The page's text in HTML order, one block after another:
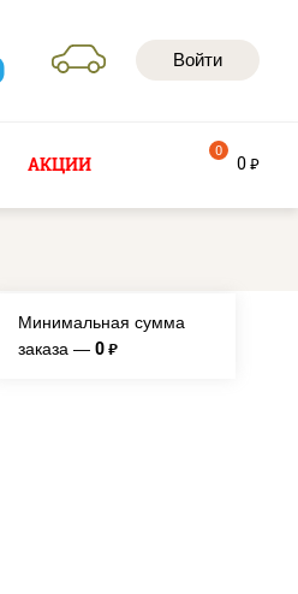
Войти
АКЦИИ 0 руб
0
Минимальная сумма
заказа — 0 руб.